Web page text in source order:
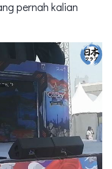
pernah kalian